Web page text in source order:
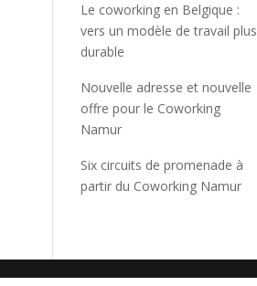
Le coworking en Belgique :
vers un modèle de travail plus
durable
Nouvelle adresse et nouvelle
offre pour le Coworking
Namur
Six circuits de promenade à
partir du Coworking Namur